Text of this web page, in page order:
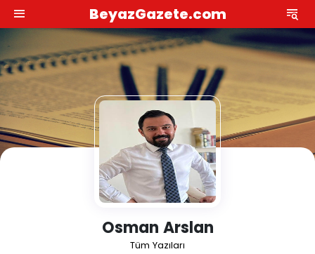
BeyazGazete.com
Osman Arslan
Tüm Yazıları